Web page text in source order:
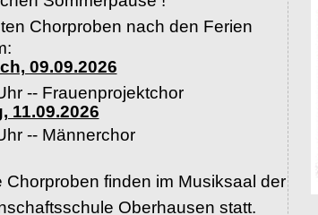
Chorproben nach den Ferien
09.09.2026
-- Frauenprojektchor
11.09.2026
-- Männerchor
Chorproben finden im Musiksaal der
Oberhausen statt.